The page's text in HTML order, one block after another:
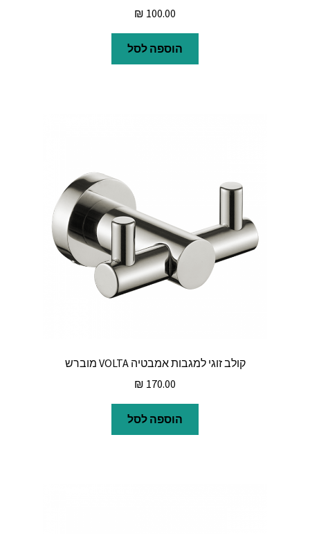
₪ 100.00
הוספה לסל
קולב זוגי למגבות אמבטיה VOLTA מוברש
₪ 170.00
הוספה לסל